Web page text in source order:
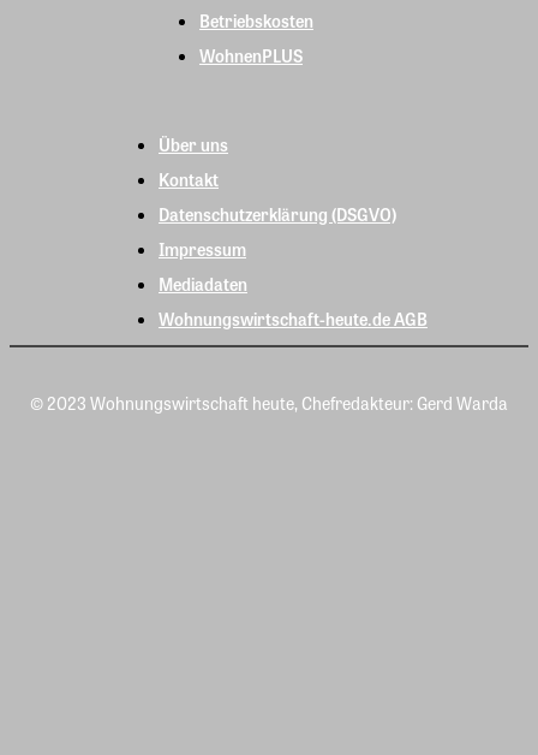
Betriebskosten
WohnenPLUS
Über uns
Kontakt
Datenschutzerklärung (DSGVO)
Impressum
Mediadaten
Wohnungswirtschaft-heute.de AGB
© 2023 Wohnungswirtschaft heute, Chefredakteur: Gerd Warda